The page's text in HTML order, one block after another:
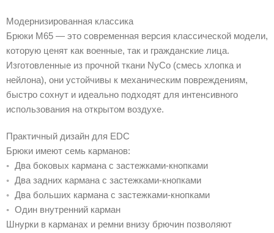
Модернизированная классика
Брюки M65 — это современная версия классической модели,
которую ценят как военные, так и гражданские лица.
Изготовленные из прочной ткани NyCo (смесь хлопка и
нейлона), они устойчивы к механическим повреждениям,
быстро сохнут и идеально подходят для интенсивного
использования на открытом воздухе.
Практичный дизайн для EDC
Брюки имеют семь карманов:
◦ Два боковых кармана с застежками-кнопками
◦ Два задних кармана с застежками-кнопками
◦ Два больших кармана с застежками-кнопками
◦ Один внутренний карман
Шнурки в карманах и ремни внизу брючин позволяют